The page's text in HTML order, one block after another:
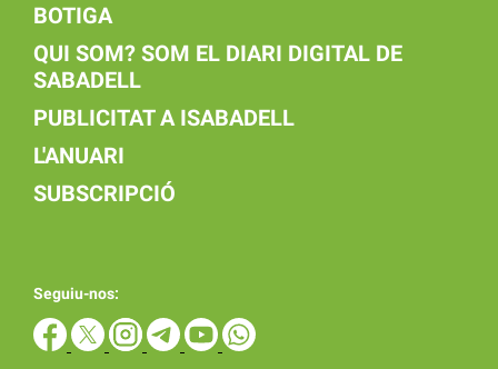
BOTIGA
QUI SOM? SOM EL DIARI DIGITAL DE
SABADELL
PUBLICITAT A ISABADELL
L'ANUARI
SUBSCRIPCIÓ
Seguiu-nos: